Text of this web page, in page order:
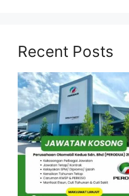
Recent Posts